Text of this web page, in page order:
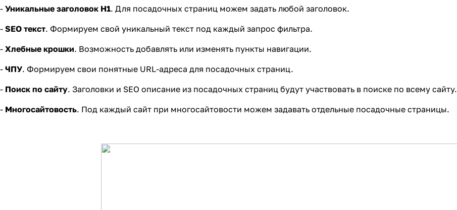
- Уникальные заголовок H1. Для посадочных страниц можем задать любой заголовок.
- SEO текст. Формируем свой уникальный текст под каждый запрос фильтра.
- Хлебные крошки. Возможность добавлять или изменять пункты навигации.
- ЧПУ. Формируем свои понятные URL-адреса для посадочных страниц.
- Поиск по сайту. Заголовки и SEO описание из посадочных страниц будут участвовать в поиске по всему сайту.
- Многосайтовость. Под каждый сайт при многосайтовости можем задавать отдельные посадочные страницы.